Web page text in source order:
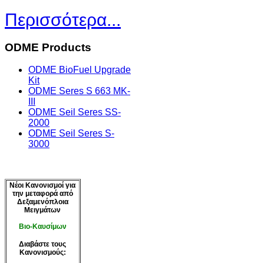
Περισσότερα...
ODME Products
ODME BioFuel Upgrade
Kit
ODME Seres S 663 MK-
ODME Seil Seres SS-
2000
ODME Seil Seres S-
3000
Νέοι Κανονισμοί για
την μεταφορά από
Δεξαμενόπλοια
Μειγμάτων
Βιο-Καυσίμων
Διαβάστε τους
Κανονισμούς: